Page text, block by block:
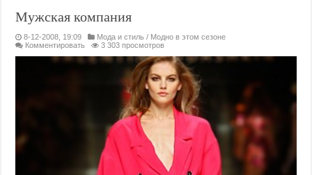
Мужская компания
8-12-2008, 19:09 Мода и стиль / Модно в этом сезоне
Комментировать
3 303 просмотров